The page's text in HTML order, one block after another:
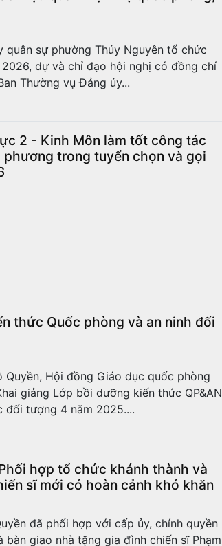
quân sự phường Thủy Nguyên tổ chức
dự và chỉ đạo hội nghị có đồng chí
Thường vụ Đảng ủy...
2 - Kinh Môn làm tốt công tác
trong tuyển chọn và gọi
thức Quốc phòng và an ninh đối
Quyền, Hội đồng Giáo dục quốc phòng
giảng Lớp bồi dưỡng kiến thức QP&AN
đối tượng 4 năm 2025....
hợp tổ chức khánh thành và
sĩ mới có hoàn cảnh khó khăn
đã phối hợp với cấp ủy, chính quyền
giao nhà tặng gia đình chiến sĩ Phạm